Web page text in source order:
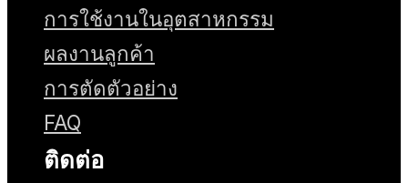
การใช้งานในอุตสาหกรรม
ผลงานลูกค้า
การตัดตัวอย่าง
FAQ
ติดต่อ